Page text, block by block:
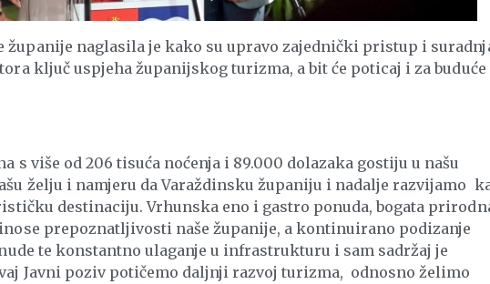
županije naglasila je kako su upravo zajednički pristup i
ključ uspjeha županijskog turizma, a bit će poticaj i za buduće
s više od 206 tisuća noćenja i 89.000 dolazaka gostiju u našu
želju i namjeru da Varaždinsku županiju i nadalje razvijamo
destinaciju. Vrhunska eno i gastro ponuda, bogata
prepoznatljivosti naše županije, a kontinuirano podizanje
te konstantno ulaganje u infrastrukturu i sam sadržaj je
Javni poziv potičemo daljnji razvoj turizma, odnosno želimo